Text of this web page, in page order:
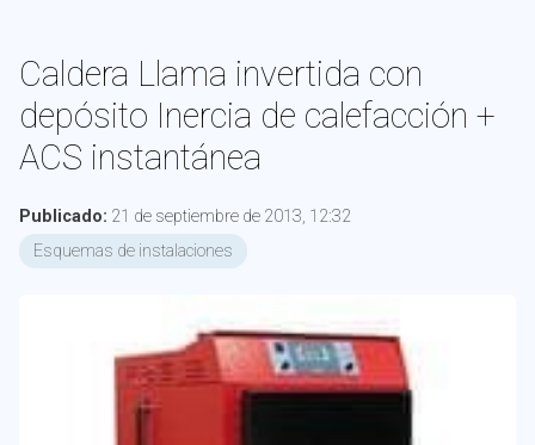
Caldera Llama invertida con
depósito Inercia de calefacción +
ACS instantánea
Publicado: 21 de septiembre de 2013, 12:32
Esquemas de instalaciones